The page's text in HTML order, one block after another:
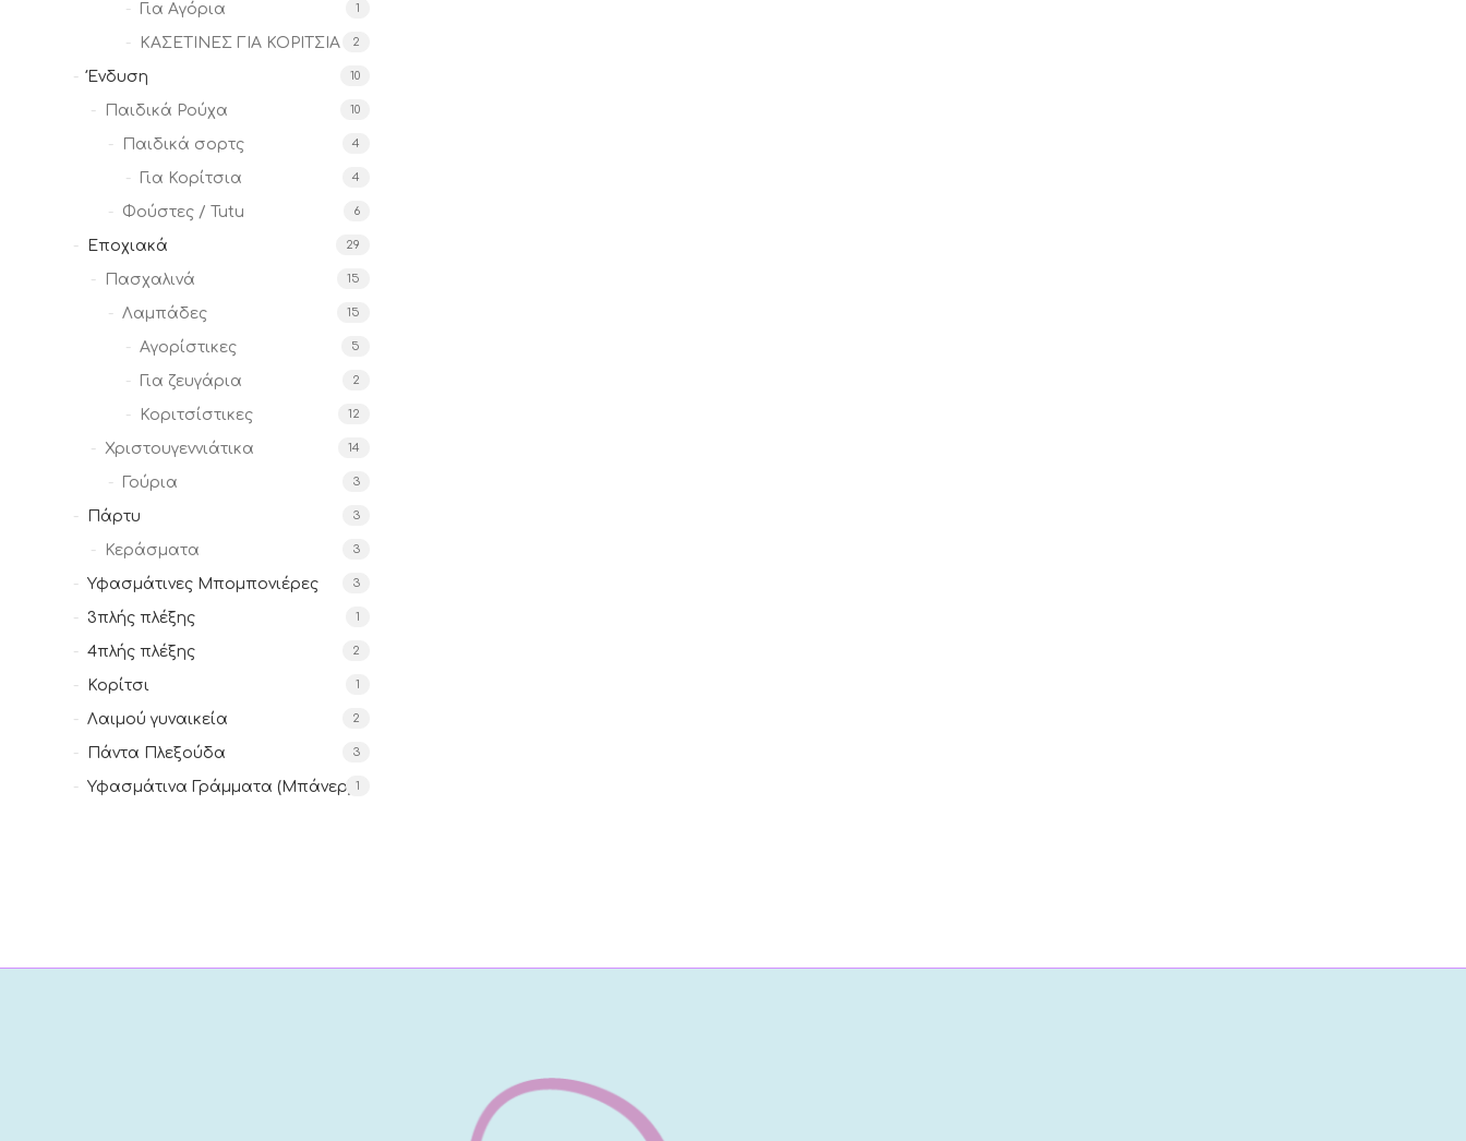
Για Αγόρια 1
ΚΑΣΕΤΙΝΕΣ ΓΙΑ ΚΟΡΙΤΣΙΑ 2
Ένδυση 10
Παιδικά Ρούχα 10
Παιδικά σορτς 4
Για Κορίτσια 4
Φούστες / Tutu 6
Εποχιακά 29
Πασχαλινά 15
Λαμπάδες 15
Αγορίστικες 5
Για ζευγάρια 2
Κοριτσίστικες 12
Χριστουγεννιάτικα 14
Γούρια 3
Πάρτυ 3
Κεράσματα 3
Υφασμάτινες Μπομπονιέρες 3
3πλής πλέξης 1
4πλής πλέξης 2
Κορίτσι 1
Λαιμού γυναικεία 2
Πάντα Πλεξούδα 3
Υφασμάτινα Γράμματα (Μπάνερ) 1